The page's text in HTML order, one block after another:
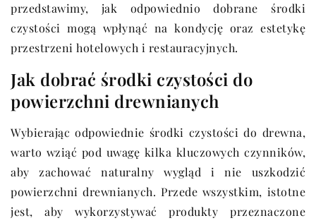
przedstawimy, jak odpowiednio dobrane środki
czystości mogą wpłynąć na kondycję oraz estetykę
przestrzeni hotelowych i restauracyjnych.
Jak dobrać środki czystości do
powierzchni drewnianych
Wybierając odpowiednie środki czystości do drewna,
warto wziąć pod uwagę kilka kluczowych czynników,
aby zachować naturalny wygląd i nie uszkodzić
powierzchni drewnianych. Przede wszystkim, istotne
jest, aby wykorzystywać produkty przeznaczone